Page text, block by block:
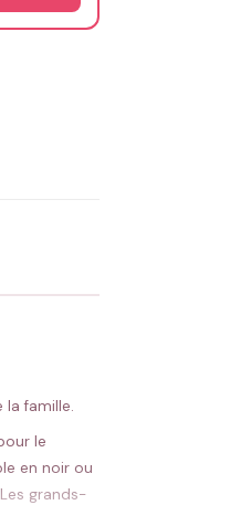
famille.
le
en noir ou
grands-